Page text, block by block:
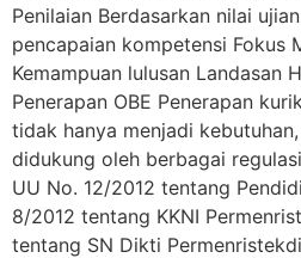
Penilaian Berdasarkan nilai
pencapaian kompetensi Fokus
Kemampuan lulusan Landasan
Penerapan OBE Penerapan
tidak hanya menjadi
didukung oleh berbagai
UU No. 12/2012 tentang
8/2012 tentang KKNI
tentang SN Dikti